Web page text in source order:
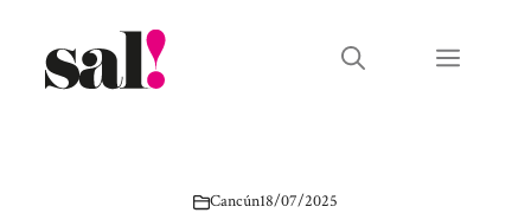
contenido
Menú
Cancún18/07/2025